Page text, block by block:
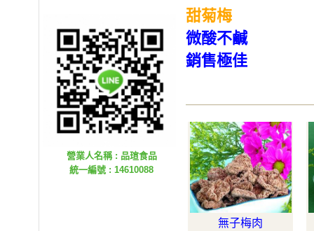
營業人名稱 : 品瑄食品
統一編號 : 14610088
甜菊梅
微酸不鹹
銷售極佳
無子梅肉